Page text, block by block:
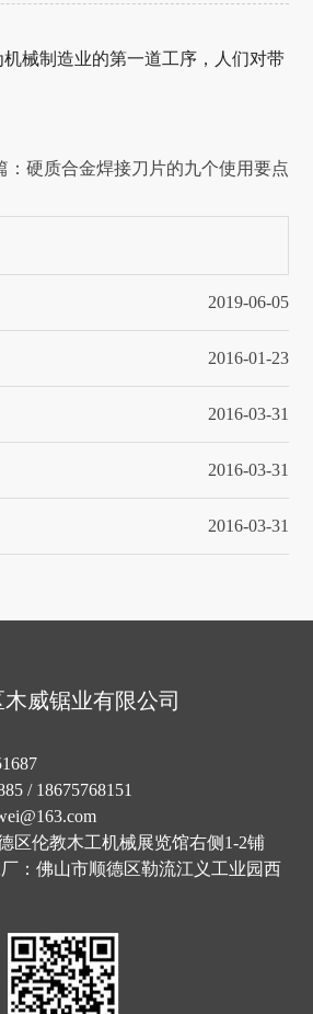
械制造业的第一道工序，人们对带
：硬质合金焊接刀片的九个使用要点
2019-06-05
2016-01-23
2016-03-31
2016-03-31
2016-03-31
威锯业有限公司
/ 18675768151
区伦教木工机械展览馆右侧1-2铺
厂：佛山市顺德区勒流江义工业园西